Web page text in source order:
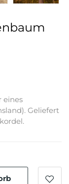
eines
Geliefert